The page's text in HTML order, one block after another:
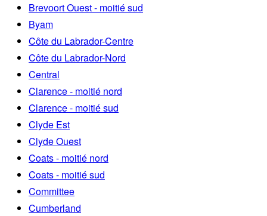
Brevoort Ouest - moitié sud
Byam
Côte du Labrador-Centre
Côte du Labrador-Nord
Central
Clarence - moitié nord
Clarence - moitié sud
Clyde Est
Clyde Ouest
Coats - moitié nord
Coats - moitié sud
Committee
Cumberland